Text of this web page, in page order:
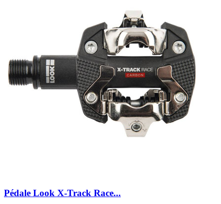
Pédale Look X-Track Race...